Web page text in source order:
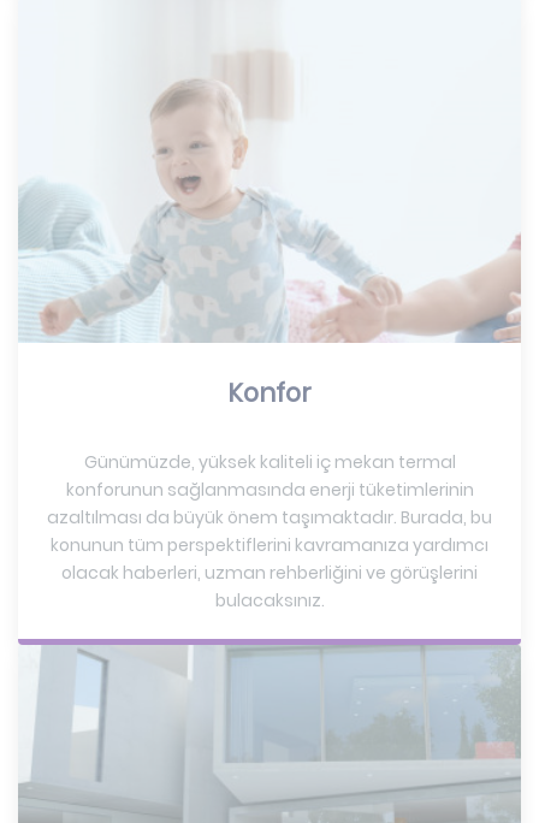
Konfor
Günümüzde, yüksek kaliteli iç mekan termal
konforunun sağlanmasında enerji tüketimlerinin
azaltılması da büyük önem taşımaktadır. Burada, bu
konunun tüm perspektiflerini kavramanıza yardımcı
olacak haberleri, uzman rehberliğini ve görüşlerini
bulacaksınız.